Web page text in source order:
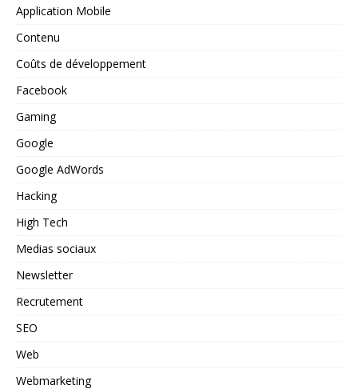
Application Mobile
Contenu
Coûts de développement
Facebook
Gaming
Google
Google AdWords
Hacking
High Tech
Medias sociaux
Newsletter
Recrutement
SEO
Web
Webmarketing